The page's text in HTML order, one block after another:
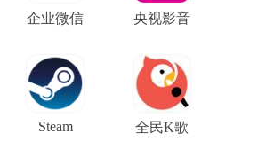
企业微信 央视影音
Steam 全民K歌